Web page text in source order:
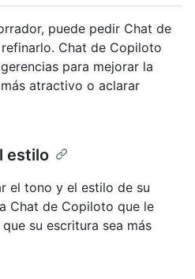
puede pedir Chat de
Chat de Copiloto
para mejorar la
atractivo o aclarar
estilo
el tono y el estilo de su
Chat de Copiloto que le
su escritura sea más